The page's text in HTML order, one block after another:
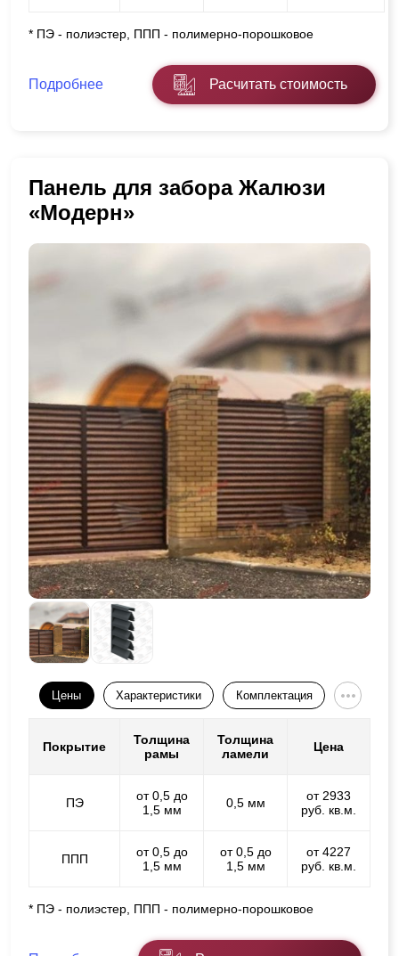
* ПЭ - полиэстер, ППП - полимерно-порошковое
Подробнее Расчитать стоимость
Панель для забора Жалюзи
«Модерн»
Цены Характеристики Комплектация
Покрытие
Толщина
рамы
Толщина
ламели
Цена
ПЭ
от 0,5 до
1,5 мм
0,5 мм
от 2933
руб. кв.м.
ППП
от 0,5 до
1,5 мм
от 0,5 до
1,5 мм
от 4227
руб. кв.м.
* ПЭ - полиэстер, ППП - полимерно-порошковое